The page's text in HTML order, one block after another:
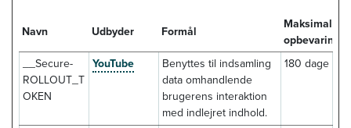
Navn Udbyder Formål
Maksimal
__Secure-
ROLLOUT_T
OKEN
YouTube
Benyttes til indsamling
data omhandlende
brugerens interaktion
med indlejret indhold.
180 dage